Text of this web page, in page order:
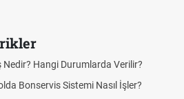
Hangi Durumlarda Verilir?
Bonservis Sistemi Nasıl İşler?